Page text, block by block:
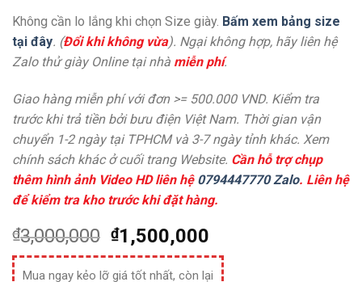
Không cần lo lắng khi chọn Size giày. Bấm xem bảng size
tại đây. (Đổi khi không vừa). Ngại không hợp, hãy liên hệ
Zalo thử giày Online tại nhà miễn phí.
Giao hàng miễn phí với đơn >= 500.000 VND. Kiểm tra
trước khi trả tiền bởi bưu điện Việt Nam. Thời gian vận
chuyển 1-2 ngày tại TPHCM và 3-7 ngày tỉnh khác. Xem
chính sách khác ở cuối trang Website. Cần hỗ trợ chụp
thêm hình ảnh Video HD liên hệ 0794447770 Zalo. Liên hệ
để kiểm tra kho trước khi đặt hàng.
₫3,000,000 ₫1,500,000
Mua ngay kẻo lỡ giá tốt nhất, còn lại